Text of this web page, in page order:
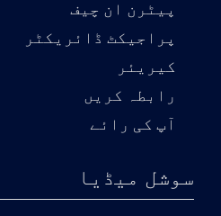
پیٹرن ان چیف
پراجیکٹ ڈائریکٹر
کیریئر
رابطہ کریں
آپ کی رائے
سوشل میڈیا